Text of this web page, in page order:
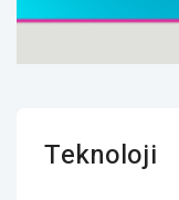
Teknoloji